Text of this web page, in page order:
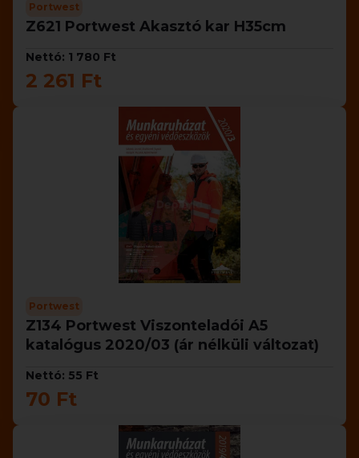
Portwest
Z621 Portwest Akasztó kar H35cm
Nettó: 1 780 Ft
2 261 Ft
Portwest
Z134 Portwest Viszonteladói A5
katalógus 2020/03 (ár nélküli változat)
Nettó: 55 Ft
70 Ft